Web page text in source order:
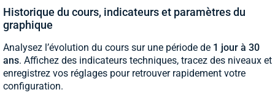
Historique du cours, indicateurs et paramètres du
graphique
Analysez l’évolution du cours sur une période de 1 jour à 30
ans. Affichez des indicateurs techniques, tracez des niveaux et
enregistrez vos réglages pour retrouver rapidement votre
configuration.